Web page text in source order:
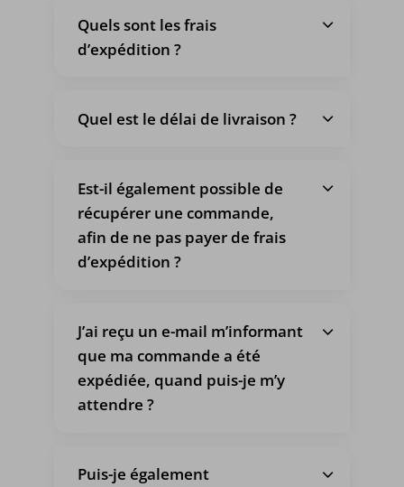
Quels sont les frais
d’expédition ?
Quel est le délai de livraison ?
Est-il également possible de
récupérer une commande,
afin de ne pas payer de frais
d’expédition ?
J’ai reçu un e-mail m’informant
que ma commande a été
expédiée, quand puis-je m’y
attendre ?
Puis-je également